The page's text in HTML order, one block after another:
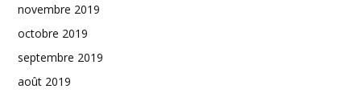
novembre 2019
octobre 2019
septembre 2019
août 2019